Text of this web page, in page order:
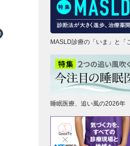
MASLD診療の「いま」と「
睡眠医療、追い風の2026年